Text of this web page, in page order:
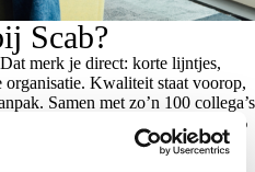
Scab?
merk je direct: korte lijntjes,
organisatie. Kwaliteit staat voorop,
Samen met zo’n 100 collega’s
praktisch. En dat werkt: ruim 20%
dan 25 jaar. Dat zegt genoeg,